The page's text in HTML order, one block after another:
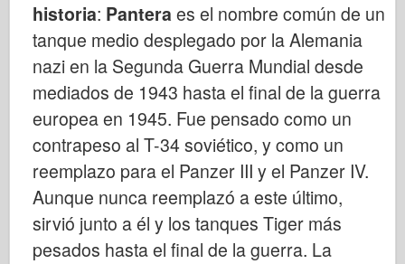
Academia
Modelos ace
AFV Club
Airfix
Fuerza Aérea
Modelo AZ
Perro negro
Bronco
historia: Pantera es el nombre común de un
tanque medio desplegado por la Alemania
nazi en la Segunda Guerra Mundial desde
mediados de 1943 hasta el final de la guerra
europea en 1945. Fue pensado como un
contrapeso al T-34 soviético, y como un
reemplazo para el Panzer III y el Panzer IV.
Aunque nunca reemplazó a este último,
sirvió junto a él y los tanques Tiger más
pesados hasta el final de la guerra. La